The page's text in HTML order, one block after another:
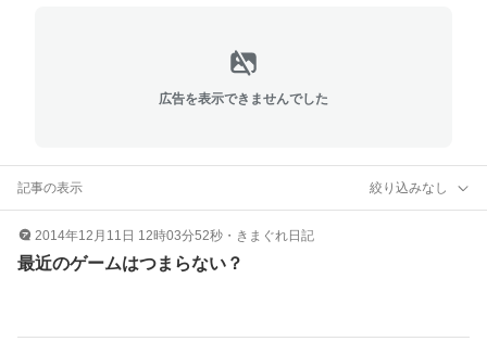
広告を表示できませんでした
記事の表示 絞り込みなし
2014年12月11日 12時03分52秒 ・ きまぐれ日記
最近のゲームはつまらない？